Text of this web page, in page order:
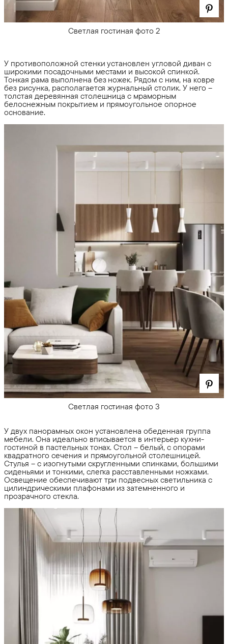
Светлая гостиная фото 2
У противоположной стенки установлен угловой диван с
широкими посадочными местами и высокой спинкой.
Тонкая рама выполнена без ножек. Рядом с ним, на ковре
без рисунка, располагается журнальный столик. У него –
толстая деревянная столешница с мраморным
белоснежным покрытием и прямоугольное опорное
основание.
Светлая гостиная фото 3
У двух панорамных окон установлена обеденная группа
мебели. Она идеально вписывается в интерьер кухни-
гостиной в пастельных тонах. Стол – белый, с опорами
квадратного сечения и прямоугольной столешницей.
Стулья – с изогнутыми скругленными спинками, большими
сиденьями и тонкими, слегка расставленными ножками.
Освещение обеспечивают три подвесных светильника с
цилиндрическими плафонами из затемненного и
прозрачного стекла.